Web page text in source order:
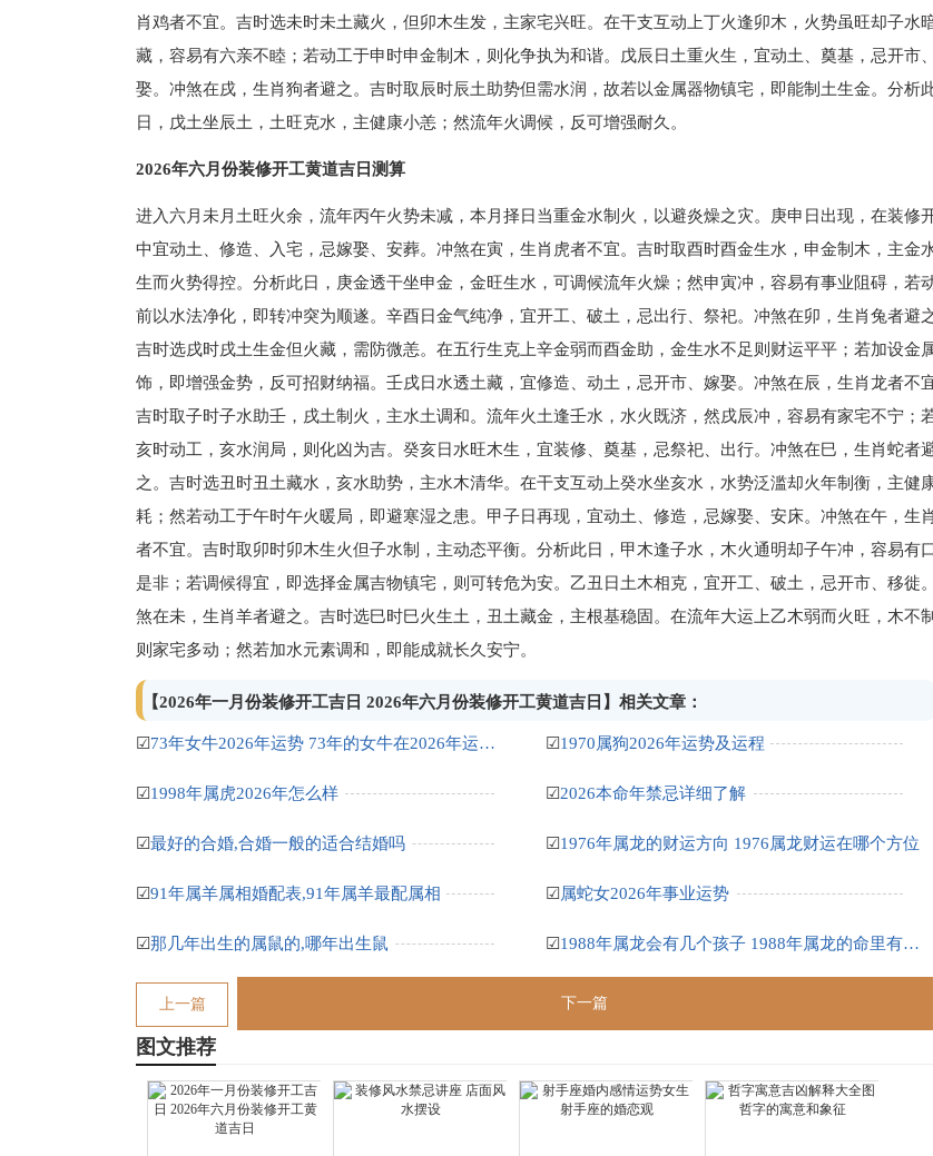
肖鸡者不宜。吉时选未时未土藏火，但卯木生发，主家宅兴旺。在干支互动上丁火逢卯木，火势虽旺却子水
藏，容易有六亲不睦；若动工于申时申金制木，则化争执为和谐。戊辰日土重火生，宜动土、奠基，忌开市
娶。冲煞在戌，生肖狗者避之。吉时取辰时辰土助势但需水润，故若以金属器物镇宅，即能制土生金。分析
日，戊土坐辰土，土旺克水，主健康小恙；然流年火调候，反可增强耐久。
2026年六月份装修开工黄道吉日测算
进入六月未月土旺火余，流年丙午火势未减，本月择日当重金水制火，以避炎燥之灾。庚申日出现，在装修
中宜动土、修造、入宅，忌嫁娶、安葬。冲煞在寅，生肖虎者不宜。吉时取酉时酉金生水，申金制木，主金
生而火势得控。分析此日，庚金透干坐申金，金旺生水，可调候流年火燥；然申寅冲，容易有事业阻碍，若
前以水法净化，即转冲突为顺遂。辛酉日金气纯净，宜开工、破土，忌出行、祭祀。冲煞在卯，生肖兔者避之
吉时选戌时戌土生金但火藏，需防微恙。在五行生克上辛金弱而酉金助，金生水不足则财运平平；若加设金
饰，即增强金势，反可招财纳福。壬戌日水透土藏，宜修造、动土，忌开市、嫁娶。冲煞在辰，生肖龙者不宜
吉时取子时子水助壬，戌土制火，主水土调和。流年火土逢壬水，水火既济，然戌辰冲，容易有家宅不宁；
亥时动工，亥水润局，则化凶为吉。癸亥日水旺木生，宜装修、奠基，忌祭祀、出行。冲煞在巳，生肖蛇者
之。吉时选丑时丑土藏水，亥水助势，主水木清华。在干支互动上癸水坐亥水，水势泛滥却火年制衡，主健
耗；然若动工于午时午火暖局，即避寒湿之患。甲子日再现，宜动土、修造，忌嫁娶、安床。冲煞在午，生
者不宜。吉时取卯时卯木生火但子水制，主动态平衡。分析此日，甲木逢子水，木火通明却子午冲，容易有
是非；若调候得宜，即选择金属吉物镇宅，则可转危为安。乙丑日土木相克，宜开工、破土，忌开市、移徙
煞在未，生肖羊者避之。吉时选巳时巳火生土，丑土藏金，主根基稳固。在流年大运上乙木弱而火旺，木不
则家宅多动；然若加水元素调和，即能成就长久安宁。
【2026年一月份装修开工吉日 2026年六月份装修开工黄道吉日】相关文章：
☑ 73年女牛2026年运势 73年的女牛在2026年运势如何 ☑1970属狗2026年运势及运程
☑1998年属虎2026年怎么样 ☑2026本命年禁忌详细了解
☑最好的合婚,合婚一般的适合结婚吗 ☑1976年属龙的财运方向 1976属龙财运在哪个方位
☑91年属羊属相婚配表,91年属羊最配属相 ☑属蛇女2026年事业运势
☑那几年出生的属鼠的,哪年出生鼠 ☑ 1988年属龙会有几个孩子 1988年属龙的命里有几个孩子
上一篇 下一篇
图文推荐